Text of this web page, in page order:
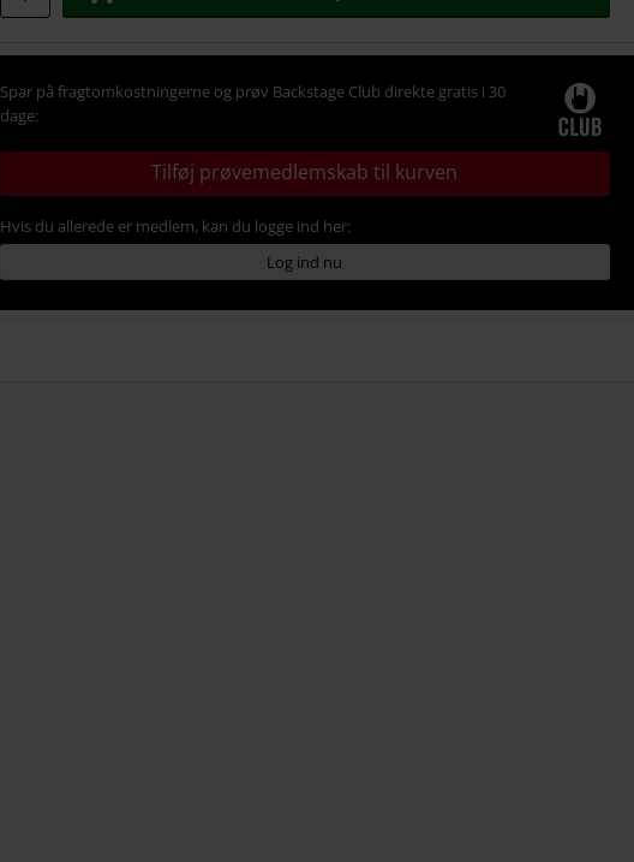
Spar på fragtomkostningerne og prøv Backstage Club direkte gratis i 30
dage:
Tilføj prøvemedlemskab til kurven
Hvis du allerede er medlem, kan du logge ind her:
Log ind nu